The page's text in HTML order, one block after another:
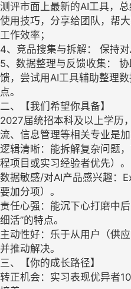
测评市面上最新的AI工具，
使用技巧，分享给团队，帮
工作效率；
4、竞品搜集与拆解： 保持对
5、数据整理与反馈收集：
馈，尝试用AI工具辅助整理
点。
二、【我们希望你具备】
2027届统招本科及以上学历
流、信息管理等相关专业是加
逻辑清晰：能拆解复杂问题
程项目或实习经验者优先）。
数据敏感/对AI产品感兴趣：
要加分项）。
责任心强：能沉下心打磨中
细活”的特点。
主动性好：乐于从用户（供
并推动解决。
三、【你的成长路径】
转正机会：实习表现优异者